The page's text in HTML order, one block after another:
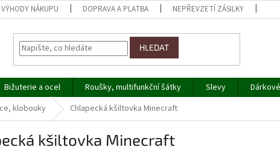
VÝHODY NÁKUPU DOPRAVA A PLATBA NEPŘEVZETÍ ZÁSILKY
HLEDAT
Bižuterie a ocel Roušky, multifunkční šátky Slevy
klobouky Chlapecká kšiltovka Minecraft
kšiltovka Minecraft